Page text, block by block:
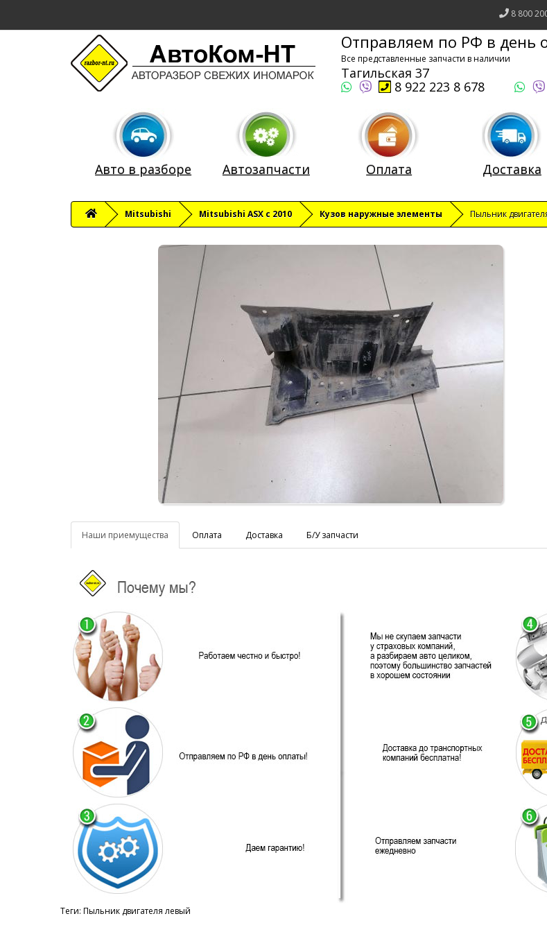
8 800
Отправляем по РФ в день
Все представленные запчасти в наличии
Тагильская 37
8 922 223 8 678
Авто в разборе Автозапчасти Оплата Доставка
Mitsubishi Mitsubishi ASX c 2010 Кузов наружные элементы Пыльник
Наши приемущества Оплата Доставка Б/У запчасти
Теги: Пыльник двигателя левый